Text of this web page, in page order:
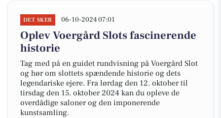
DET SKER 06-10-2024 07:01
Oplev Voergård Slots fascinerende
historie
Tag med på en guidet rundvisning på Voergård Slot
og hør om slottets spændende historie og dets
legendariske ejere. Fra lørdag den 12. oktober til
tirsdag den 15. oktober 2024 kan du opleve de
overdådige saloner og den imponerende
kunstsamling.